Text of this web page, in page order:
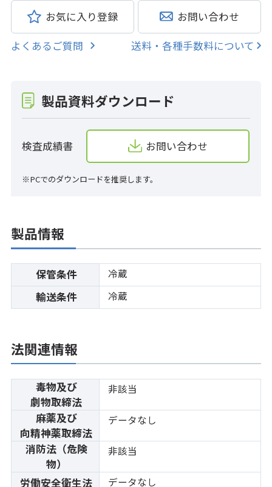
お気に入り登録 お問い合わせ
よくあるご質問 送料・各種手数料について
製品資料ダウンロード
検査成績書 お問い合わせ
※PCでのダウンロードを推奨します。
製品情報
保管条件 冷蔵
輸送条件 冷蔵
法関連情報
毒物及び
劇物取締法
非該当
麻薬及び
向精神薬取締法
データなし
消防法（危険
物）
非該当
労働安全衛生法 データなし